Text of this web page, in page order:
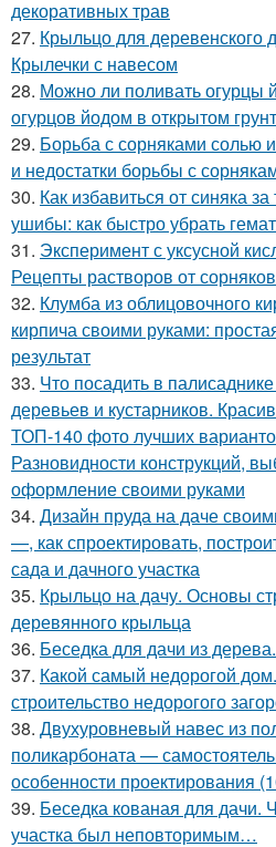
декоративных трав
27. Крыльцо для деревенского
Крылечки с навесом
28. Можно ли поливать огурцы
огурцов йодом в открытом
29. Борьба с сорняками солью
и недостатки борьбы с
30. Как избавиться от синяка
ушибы: как быстро убрать
31. Эксперимент с уксусной
Рецепты растворов от
32. Клумба из облицовочного
кирпича своими руками:
результат
33. Что посадить в
деревьев и кустарников.
ТОП-140 фото лучших
Разновидности конструкций,
оформление своими руками
34. Дизайн пруда на даче
—, как спроектировать,
сада и дачного участка
35. Крыльцо на дачу. Основы
деревянного крыльца
36. Беседка для дачи из
37. Какой самый недорогой
строительство недорогого
38. Двухуровневый навес из
поликарбоната —
особенности проектирования
39. Беседка кованая для дачи.
участка был неповторимым…